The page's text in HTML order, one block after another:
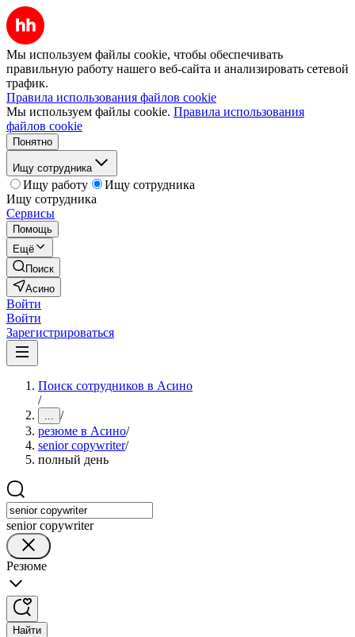
Мы используем файлы cookie, чтобы обеспечивать
правильную работу нашего веб-сайта и анализировать сетевой
трафик.
Правила использования файлов cookie
Мы используем файлы cookie. Правила использования
файлов cookie
Понятно
Ищу сотрудника
Ищу работу
Ищу сотрудника
Ищу сотрудника
Сервисы
Помощь
Ещё
Поиск
Асино
Войти
Войти
Зарегистрироваться
Поиск сотрудников в Асино
/
... /
резюме в Асино/
senior copywriter/
полный день
senior copywriter
Резюме
Найти